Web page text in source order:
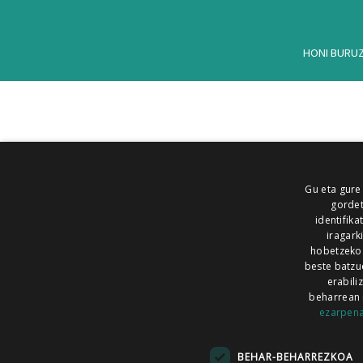
HONI BURUZ
ALEA
Gu eta
hobetzeko.
beste
BEHAR-BEHARREZKOA